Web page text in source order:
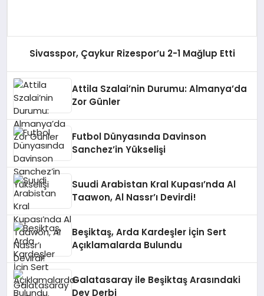
Sivasspor, Çaykur Rizespor’u 2-1 Mağlup Etti
Attila Szalai’nin Durumu: Almanya’da
Zor Günler
Futbol Dünyasında Davinson
Sanchez’in Yükselişi
Suudi Arabistan Kral Kupası’nda Al
Taawon, Al Nassr’ı Devirdi!
Beşiktaş, Arda Kardeşler İçin Sert
Açıklamalarda Bulundu
Galatasaray ile Beşiktaş Arasındaki
Dev Derbi